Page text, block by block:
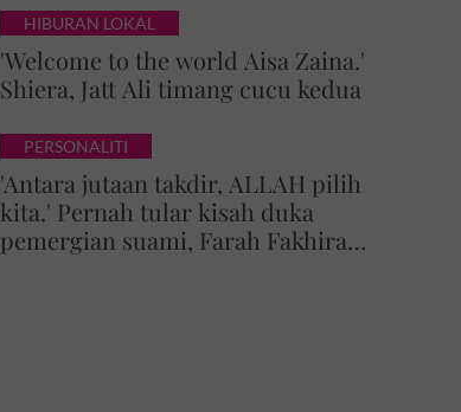
HIBURAN LOKAL
'Welcome to the world Aisa Zaina.'
Shiera, Jatt Ali timang cucu kedua
PERSONALITI
'Antara jutaan takdir, ALLAH pilih
kita.' Pernah tular kisah duka
pemergian suami, Farah Fakhira